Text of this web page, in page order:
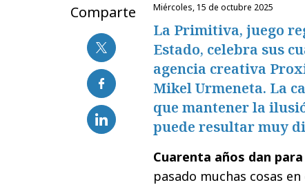
Comparte miércoles, 15 de octubre 2025
La Primitiva, juego
Estado, celebra sus
agencia creativa
Mikel Urmeneta. La
que mantener la
puede resultar muy
Cuarenta años dan
pasado muchas cosas